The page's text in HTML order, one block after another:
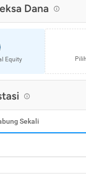
Dana
Equity
Sekali